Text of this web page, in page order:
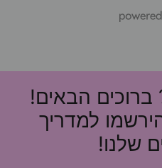
ברוכים הבאים!
למדריך
שלנו!